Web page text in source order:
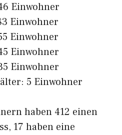
Einwohner
Einwohner
Einwohner
Einwohner
Einwohner
5 Einwohner
haben 412 einen
17 haben eine